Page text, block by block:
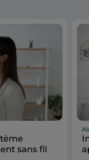
sans fil